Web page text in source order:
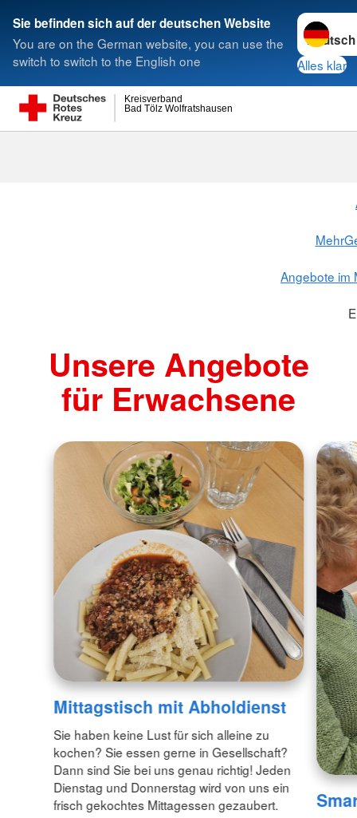
Sie befinden sich auf der deutschen Website
You are on the German website, you can use the
switch to switch to the English one
Sprache
Alles klar
Bad Tölz Wolfratshausen
Kreisverband
Suche
Angebote im
Unsere Angebote
für Erwachsene
Mittagstisch mit Abholdienst
Sie haben keine Lust für sich alleine zu
kochen? Sie essen gerne in Gesellschaft?
Dann sind Sie bei uns genau richtig! Jeden
Dienstag und Donnerstag wird von uns ein
frisch gekochtes Mittagessen gezaubert.